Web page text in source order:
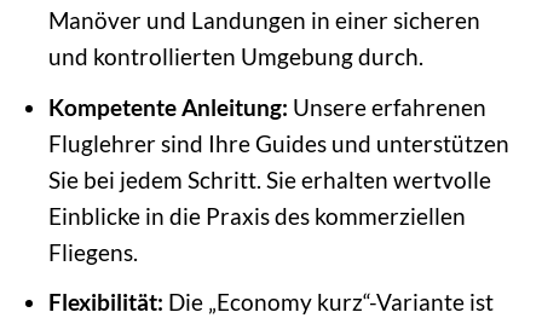
Manöver und Landungen in einer sicheren
und kontrollierten Umgebung durch.
Kompetente Anleitung: Unsere erfahrenen
Fluglehrer sind Ihre Guides und unterstützen
Sie bei jedem Schritt. Sie erhalten wertvolle
Einblicke in die Praxis des kommerziellen
Fliegens.
Flexibilität: Die „Economy kurz“-Variante ist